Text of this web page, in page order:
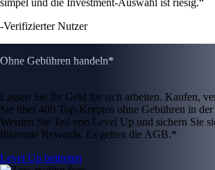
simpel und die Investment-Auswahl ist riesig.“
-Verifizierter Nutzer
Ohne Gebühren handeln*
Lassen Sie Ihr Geld für sich arbeiten. Kaufen,
Sie über 400 Top-Kryptos ohne Gebühren in
Werden Sie Teil von Level Up und sichern Sie
führende Rewards. Es gelten die AGB.*
Level Up beitreten